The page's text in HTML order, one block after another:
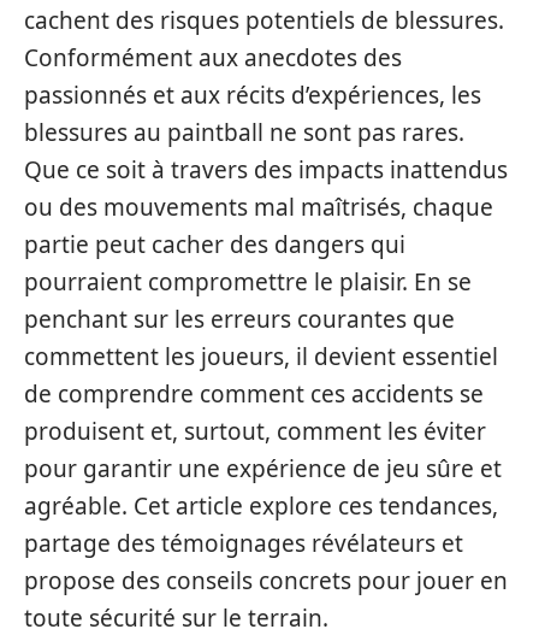
cachent des risques potentiels de blessures.
Conformément aux anecdotes des
passionnés et aux récits d’expériences, les
blessures au paintball ne sont pas rares.
Que ce soit à travers des impacts inattendus
ou des mouvements mal maîtrisés, chaque
partie peut cacher des dangers qui
pourraient compromettre le plaisir. En se
penchant sur les erreurs courantes que
commettent les joueurs, il devient essentiel
de comprendre comment ces accidents se
produisent et, surtout, comment les éviter
pour garantir une expérience de jeu sûre et
agréable. Cet article explore ces tendances,
partage des témoignages révélateurs et
propose des conseils concrets pour jouer en
toute sécurité sur le terrain.